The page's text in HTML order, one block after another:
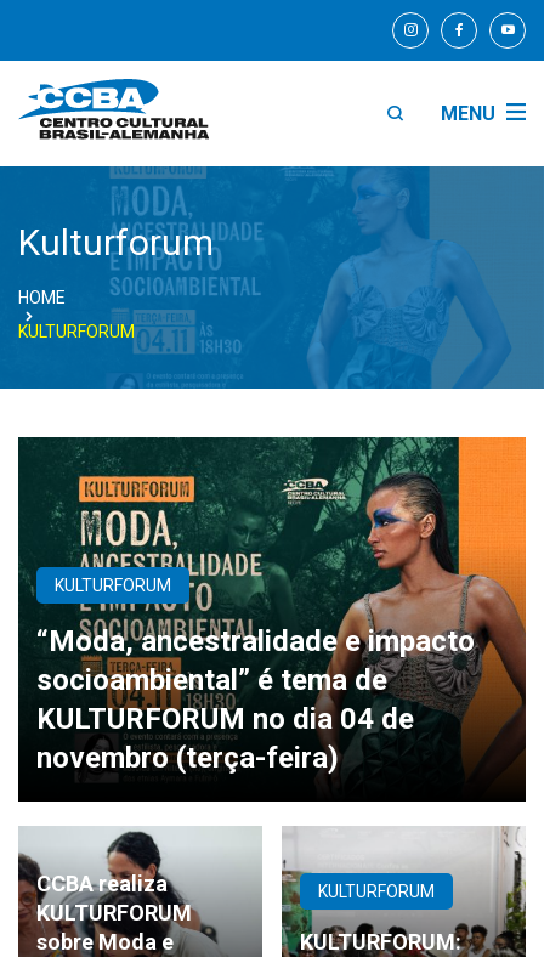
MENU
Kulturforum
HOME
KULTURFORUM
KULTURFORUM
“Moda, ancestralidade e impacto
socioambiental” é tema de
KULTURFORUM no dia 04 de
novembro (terça-feira)
CCBA realiza
KULTURFORUM
sobre Moda e
KULTURFORUM
KULTURFORUM: